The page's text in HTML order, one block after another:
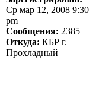
Ср мар 12, 2008 9:30
pm
Сообщения: 2385
Откуда: КБР г.
Прохладный